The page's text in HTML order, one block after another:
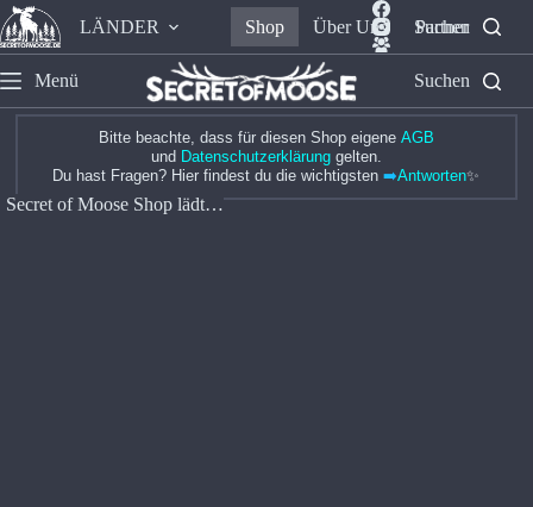
LÄNDER Shop Über Uns Partner
Suchen
Menü Suchen
Bitte beachte, dass für diesen Shop eigene AGB
und Datenschutzerklärunggelten.
Du hast Fragen? Hier findest du die wichtigsten➡️Antworten✨
Secret of Moose Shop lädt…